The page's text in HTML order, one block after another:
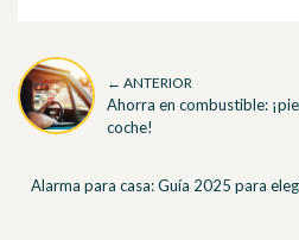
← ANTERIOR
Ahorra en combustible:
coche!
Alarma para casa: Guía 2025 para